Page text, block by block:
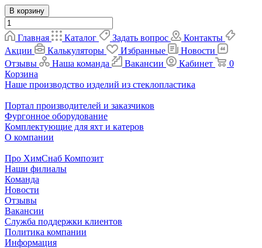
В корзину
Главная Каталог Задать вопрос
Контакты
Акции
Калькуляторы Избранные
Новости
Отзывы
Наша команда Вакансии Кабинет
0
Корзина
Наше производство изделий из стеклопластика
Портал производителей и заказчиков
Фургонное оборудование
Комплектующие для яхт и катеров
О компании
Про ХимСнаб Композит
Наши филиалы
Команда
Новости
Отзывы
Вакансии
Служба поддержки клиентов
Политика компании
Информация